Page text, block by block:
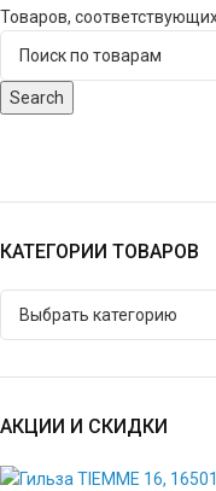
КАТЕГОРИИ ТОВАРОВ
АКЦИИ И СКИДКИ
Товаров,
Search